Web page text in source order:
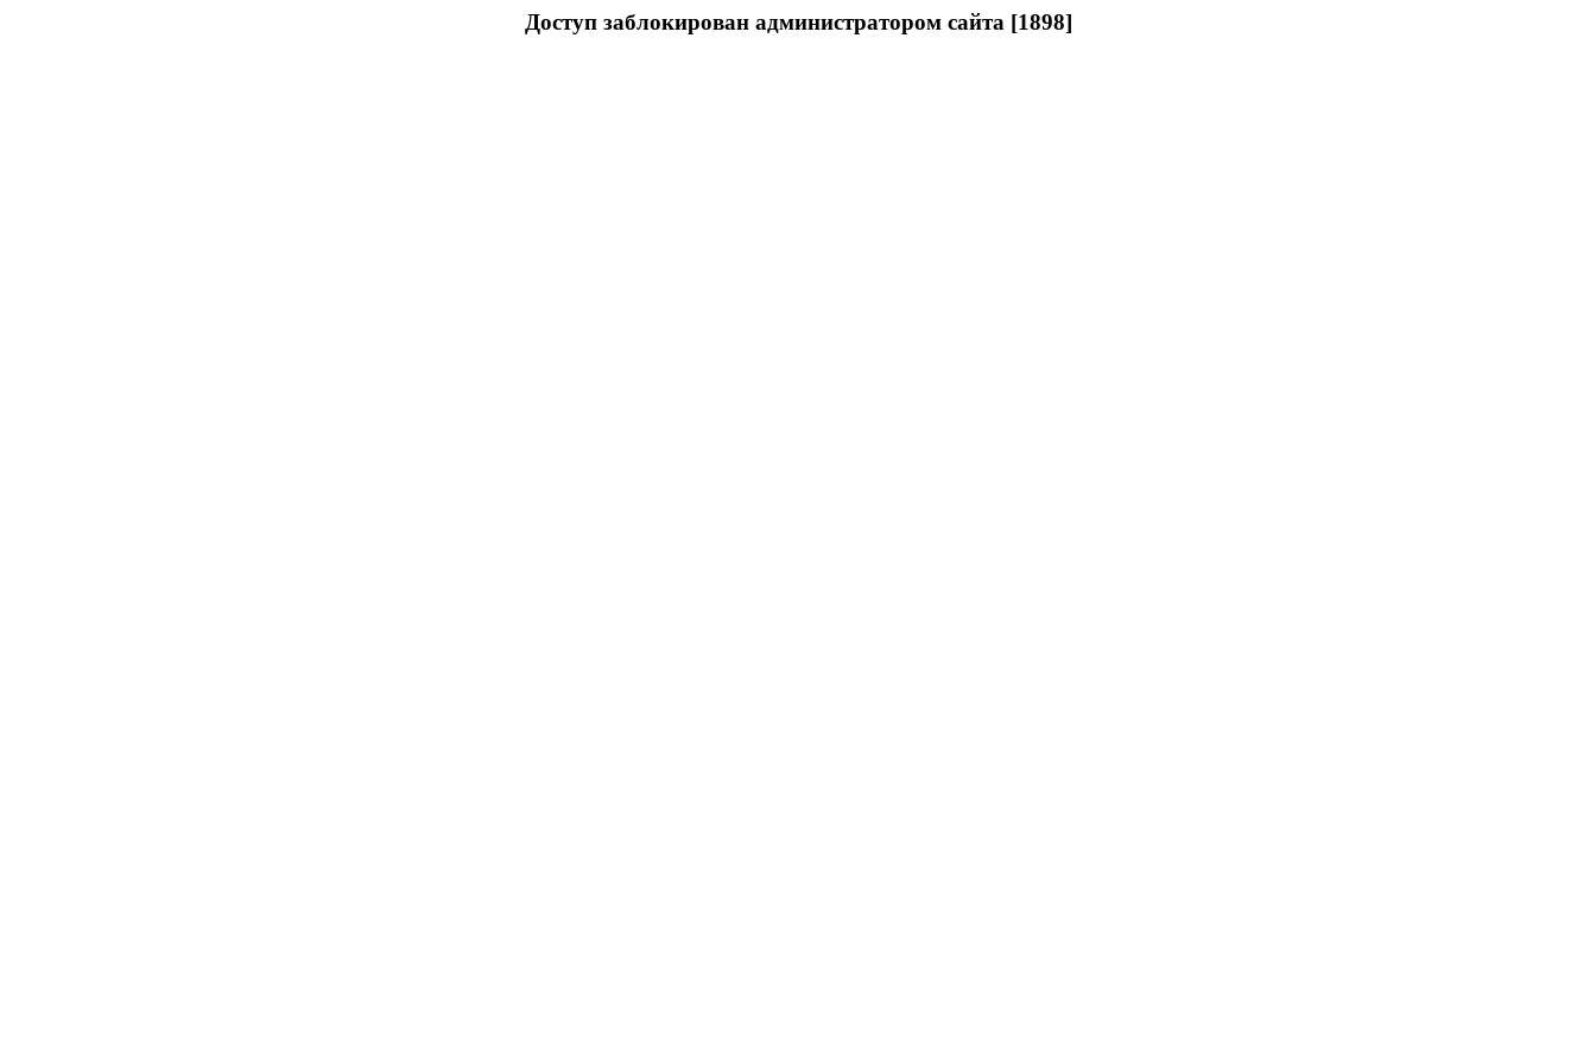
Доступ заблокирован администратором сайта [1898]